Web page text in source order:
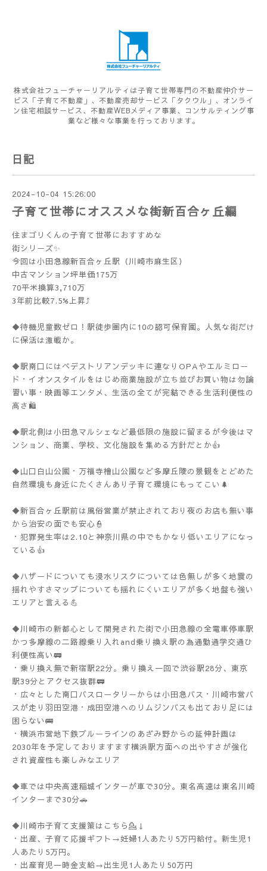
株式会社フューチャーリアルティは子育て世帯専門の不動産仲介サー
ビス「子育て不動産」、不動産売却サービス「タクウル」、オンライ
ン住宅相談サービス、不動産WEBメディア事業、コンサルティング事
業など様々な事業を行っております。
日記
2024-10-04 15:26:00
子育て世帯にオススメな街新百合ヶ丘編
住まゴリくんの子育て世帯におすすめな
街シリーズ✨
今回は小田急線新百合ヶ丘駅（川崎市麻生区）
中古マンション坪単価175万
70平米換算3,710万
3年前比較7.5%上昇⤴️
◆待機児童数ゼロ！駅徒歩圏内に10の認可保育園。人気な街だけ
に保活は激戦か。
◆駅南口にはペデストリアンデッキに連なりOPAやエルミロー
ド・イオンスタイルをはじめ商業施設が立ち並びお買い物は勿論
習い事・映画等エンタメ、生活の全てが完結できる生活利便性の
高さ🛍️
◆駅北側は小田急マルシェなど最低限の施設に留まるが今後はマ
ンション、商業、学校、文化施設を集める方針だとか👍
◆山口白山公園・万福寺檜山公園など多摩丘陵の景観をとどめた
自然環境も身近にたくさんあり子育て環境にもってこい🌲
◆新百合ヶ丘駅前は風俗営業が禁止されており夜のお店も無い事
から治安の面でも安心👮
・犯罪発生率は2.10と神奈川県の中でもかなり低いエリアになっ
ている👍
◆ハザードについても浸水リスクについては色無しが多く地震の
揺れやすさマップについても揺れにくいエリアが多く地盤も強い
エリアと言える💪
◆川崎市の新都心として開発された街で小田急線の全電車停車駅
かつ多摩線の二路線乗り入れand乗り換え駅の為通勤通学交通ひ
利便性高い🚃
・乗り換え無で新宿駅22分。乗り換え一回で渋谷駅28分、東京
駅39分とアクセス抜群🚃
・広々とした南口バスロータリーからは小田急バス・川崎市営バ
スが走り羽田空港・成田空港へのリムジンバスも出ており足には
困らない🚌
・横浜市営地下鉄ブルーラインのあざみ野からの延伸計画は
2030年を予定しておりますます横浜駅方面への出やすさが強化
され資産性も楽しみなエリア
◆車では中央高速稲城インターが車で30分。東名高速は東名川崎
インターまで30分🚗
◆川崎市子育て支援策はこちら💁↓
・出産、子育て応援ギフト→妊婦1人あたり5万円給付。新生児1
人あたり5万円。
・出産育児一時金支給→出生児1人あたり50万円